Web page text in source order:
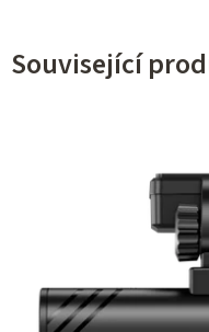
Související